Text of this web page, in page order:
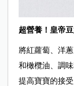
超營養！皇帝
將紅蘿蔔、洋
和橄欖油、調
提高寶寶的接